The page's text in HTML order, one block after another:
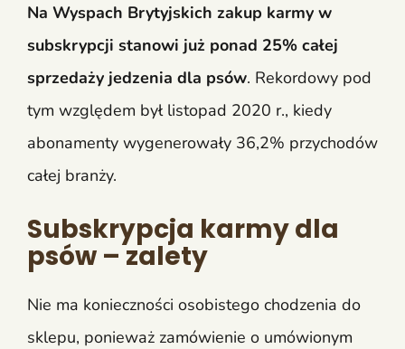
Na Wyspach Brytyjskich zakup karmy w
subskrypcji stanowi już ponad 25% całej
sprzedaży jedzenia dla psów. Rekordowy pod
tym względem był listopad 2020 r., kiedy
abonamenty wygenerowały 36,2% przychodów
całej branży.
Subskrypcja karmy dla
psów – zalety
Nie ma konieczności osobistego chodzenia do
sklepu, ponieważ zamówienie o umówionym